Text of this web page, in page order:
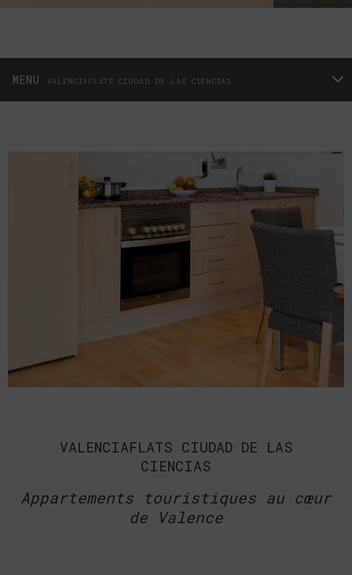
MENU VALENCIAFLATS CIUDAD DE LAS CIENCIAS
VALENCIAFLATS CIUDAD DE LAS
CIENCIAS
Appartements touristiques au cœur
de Valence